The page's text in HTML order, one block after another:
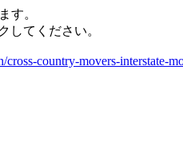
す。
してください。
country-movers-interstate-